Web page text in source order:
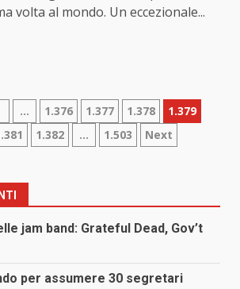
volta al mondo. Un eccezionale...
… 1.376 1.377 1.378
1.379
1.382 … 1.503 Next
jam band: Grateful Dead, Gov’t
per assumere 30 segretari